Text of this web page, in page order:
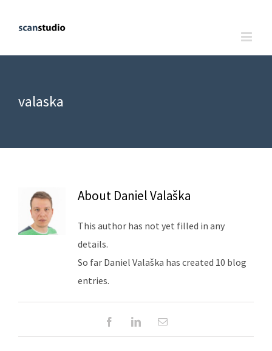
valaska
About Daniel Valaška
This author has not yet filled in any
details.
So far Daniel Valaška has created 10 blog
entries.
FacebookLinkedinEmail